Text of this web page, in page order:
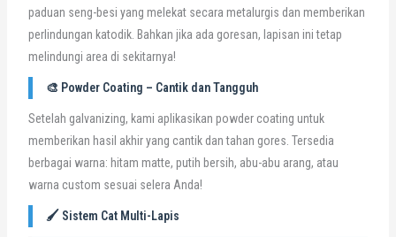
paduan seng-besi yang melekat secara metalurgis dan memberikan
perlindungan katodik. Bahkan jika ada goresan, lapisan ini tetap
melindungi area di sekitarnya!
🎨 Powder Coating – Cantik dan Tangguh
Setelah galvanizing, kami aplikasikan powder coating untuk
memberikan hasil akhir yang cantik dan tahan gores. Tersedia
berbagai warna: hitam matte, putih bersih, abu-abu arang, atau
warna custom sesuai selera Anda!
🖌️ Sistem Cat Multi-Lapis